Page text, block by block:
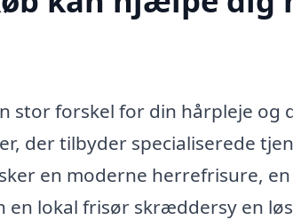
stor forskel for din hårpleje og
der tilbyder specialiserede
en moderne herrefrisure,
en lokal frisør skræddersy en